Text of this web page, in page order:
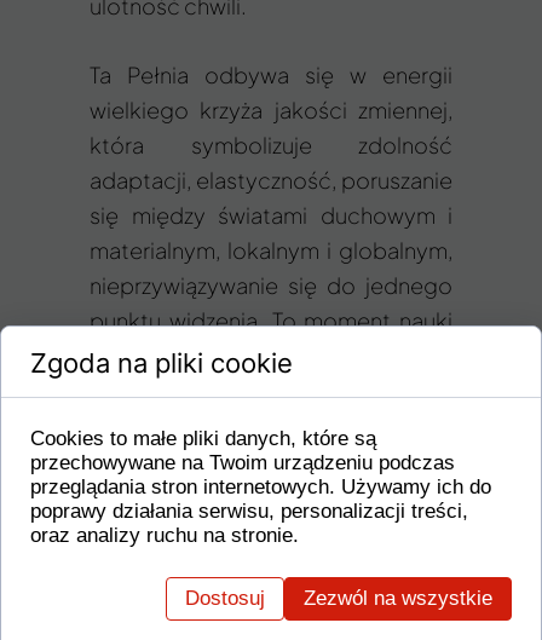
Ta Pełnia odbywa się w energii
wielkiego krzyża jakości zmiennej,
która symbolizuje zdolność
adaptacji, elastyczność, poruszanie
się między światami duchowym i
materialnym, lokalnym i globalnym,
nieprzywiązywanie się do jednego
punktu widzenia. To moment nauki
odpuszczenia i pokazania, że jedyną
stałą w naszym życiu jest zmiana. A
najważniejszą umiejętnością, którą
powinniśmy się nauczyć jest
umiejętności adaptacji do tego co
uległo zmianie, zarówno na
duchowym. Pozyskanie informacji z
Zgoda na pliki cookie
Cookies to małe pliki danych, które są
przechowywane na Twoim urządzeniu podczas
przeglądania stron internetowych. Używamy ich do
poprawy działania serwisu, personalizacji treści,
oraz analizy ruchu na stronie.
Dostosuj Zezwól na wszystkie